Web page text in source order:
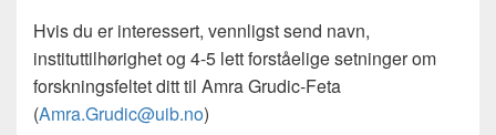
Hvis du er interessert, vennligst send navn,
instituttilhørighet og 4-5 lett forståelige setninger om
forskningsfeltet ditt til Amra Grudic-Feta
(Amra.Grudic@uib.no)